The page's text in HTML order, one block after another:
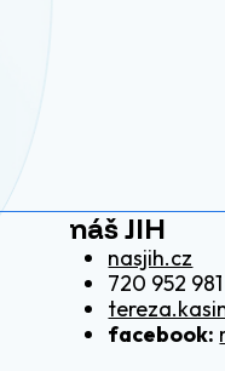
náš JIH
nasjih.cz
720 952 981
facebook: